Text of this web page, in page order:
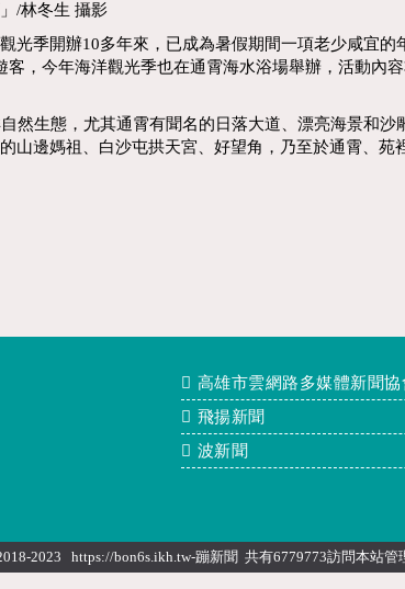
/林冬生 攝影
季開辦10多年來，已成為暑假期間一項老少咸宜的
，今年海洋觀光季也在通霄海水浴場舉辦，活動內
然生態，尤其通霄有聞名的日落大道、漂亮海景和
山邊媽祖、白沙屯拱天宮、好望角，乃至於通霄、
高雄市雲網路多媒體新聞協
飛揚新聞
波新聞
2023 https://bon6s.ikh.tw-蹦新聞 共有6779773訪問本站管